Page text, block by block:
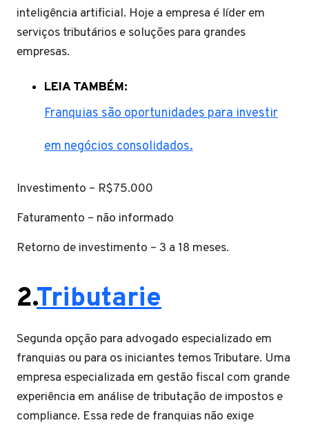
inteligência artificial. Hoje a empresa é líder em
serviços tributários e soluções para grandes
empresas.
LEIA TAMBÉM:
Franquias são oportunidades para investir
em negócios consolidados.
Investimento – R$75.000
Faturamento – não informado
Retorno de investimento – 3 a 18 meses.
2.Tributarie
Segunda opção para advogado especializado em
franquias ou para os iniciantes temos Tributare. Uma
empresa especializada em gestão fiscal com grande
experiência em análise de tributação de impostos e
compliance. Essa rede de franquias não exige